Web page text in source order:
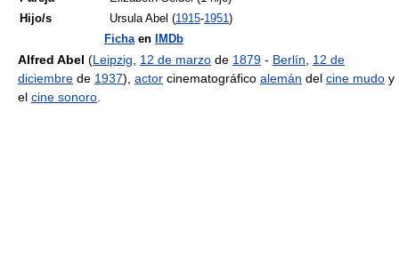
Hijo/s
Ursula Abel (1915-1951)
Fichaen IMDb
Alfred Abel (Leipzig 12 de marzo de 1879 - Berlín
12 de
diciembre de 1937), actor cinematográfico alemán del cine mudo y
el cine sonoro